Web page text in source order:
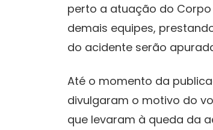
perto a atuação do Corpo
demais equipes,
do acidente serão
Até o momento da
divulgaram o motivo do
que levaram à queda da